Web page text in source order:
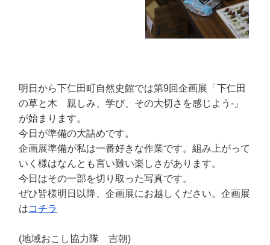
明日から下仁田町自然史館では第9回企画展「下仁田
の草と木 親しみ、学び、その大切さを感じよう-」
が始まります。
今日が準備の大詰めです。
企画展準備が私は一番好きな作業です。組み上がって
いく様はなんとも言い難い楽しさがあります。
今日はその一部を切り取った写真です。
ぜひ皆様明日以降、企画展にお越しください。企画展
はコチラ
(地域おこし協力隊 吉朝)